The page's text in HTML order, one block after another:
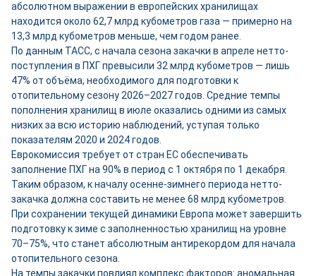
абсолютном выражении в европейских хранилищах
находится около 62,7 млрд кубометров газа — примерно на
13,3 млрд кубометров меньше, чем годом ранее.
По данным ТАСС, с начала сезона закачки в апреле нетто-
поступления в ПХГ превысили 32 млрд кубометров — лишь
47% от объёма, необходимого для подготовки к
отопительному сезону 2026–2027 годов. Средние темпы
пополнения хранилищ в июле оказались одними из самых
низких за всю историю наблюдений, уступая только
показателям 2020 и 2024 годов.
Еврокомиссия требует от стран ЕС обеспечивать
заполнение ПХГ на 90% в период с 1 октября по 1 декабря.
Таким образом, к началу осенне-зимнего периода нетто-
закачка должна составить не менее 68 млрд кубометров.
При сохранении текущей динамики Европа может завершить
подготовку к зиме с заполненностью хранилищ на уровне
70–75%, что станет абсолютным антирекордом для начала
отопительного сезона.
На темпы закачки повлиял комплекс факторов: аномальная